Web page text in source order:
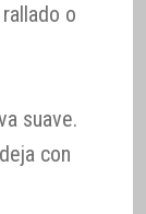
o
suave.
con